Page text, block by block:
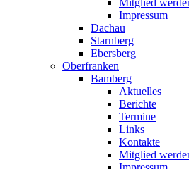
Mitglied
Impressum
Dachau
Starnberg
Ebersberg
Oberfranken
Bamberg
Aktuelles
Berichte
Termine
Links
Kontakte
Mitglied